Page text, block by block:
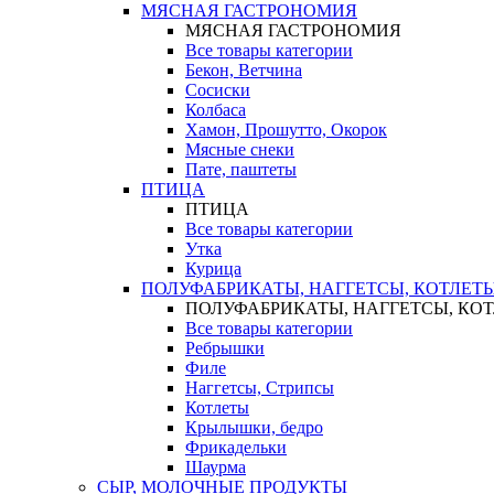
МЯСНАЯ ГАСТРОНОМИЯ
МЯСНАЯ ГАСТРОНОМИЯ
Все товары категории
Бекон, Ветчина
Сосиски
Колбаса
Хамон, Прошутто, Окорок
Мясные снеки
Пате, паштеты
ПТИЦА
ПТИЦА
Все товары категории
Утка
Курица
ПОЛУФАБРИКАТЫ, НАГГЕТСЫ,
ПОЛУФАБРИКАТЫ, НАГГЕТСЫ,
Все товары категории
Ребрышки
Филе
Наггетсы, Стрипсы
Котлеты
Крылышки, бедро
Фрикадельки
Шаурма
СЫР, МОЛОЧНЫЕ ПРОДУКТЫ